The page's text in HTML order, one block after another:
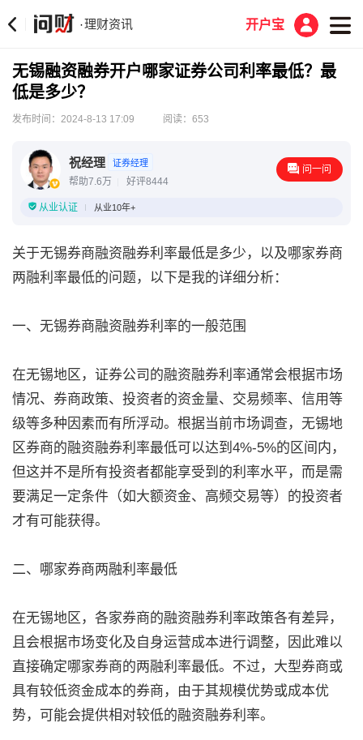
·理财资讯 开户宝
无锡融资融券开户哪家证券公司利率最低？最
低是多少？
发布时间：2024-8-13 17:09 阅读：653
祝经理 证券经理
帮助7.6万 好评8444
问一问
从业认证 从业10年+
关于无锡券商融资融券利率最低是多少，以及哪家券商
两融利率最低的问题，以下是我的详细分析：
一、无锡券商融资融券利率的一般范围
在无锡地区，证券公司的融资融券利率通常会根据市场
情况、券商政策、投资者的资金量、交易频率、信用等
级等多种因素而有所浮动。根据当前市场调查，无锡地
区券商的融资融券利率最低可以达到4%-5%的区间内，
但这并不是所有投资者都能享受到的利率水平，而是需
要满足一定条件（如大额资金、高频交易等）的投资者
才有可能获得。
二、哪家券商两融利率最低
在无锡地区，各家券商的融资融券利率政策各有差异，
且会根据市场变化及自身运营成本进行调整，因此难以
直接确定哪家券商的两融利率最低。不过，大型券商或
具有较低资金成本的券商，由于其规模优势或成本优
势，可能会提供相对较低的融资融券利率。